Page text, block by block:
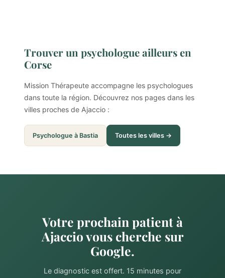
Trouver un psychologue ailleurs en
Corse
Mission Thérapeute accompagne les psychologues
dans toute la région. Découvrez nos pages dans les
villes proches de Ajaccio :
Psychologue à Bastia Toutes les villes →
Votre prochain patient à
Ajaccio vous cherche sur
Google.
Le diagnostic est offert. 15 minutes pour